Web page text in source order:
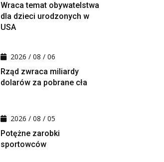
Wraca temat obywatelstwa
dla dzieci urodzonych w
USA
2026 / 08 / 06
Rząd zwraca miliardy
dolarów za pobrane cła
2026 / 08 / 05
Potężne zarobki
sportowców